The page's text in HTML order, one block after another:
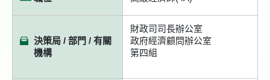
決策局 / 部門 / 有關
機構
財政司司長辦公室
政府經濟顧問辦公室
第四組